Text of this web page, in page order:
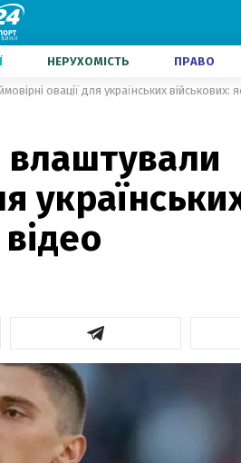
НЕРУХОМІСТЬ ПРАВО
овації для українських військових: